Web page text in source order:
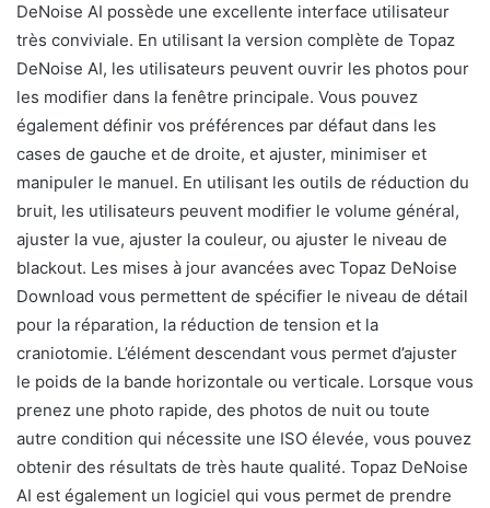
DeNoise AI possède une excellente interface utilisateur
très conviviale. En utilisant la version complète de Topaz
DeNoise AI, les utilisateurs peuvent ouvrir les photos pour
les modifier dans la fenêtre principale. Vous pouvez
également définir vos préférences par défaut dans les
cases de gauche et de droite, et ajuster, minimiser et
manipuler le manuel. En utilisant les outils de réduction du
bruit, les utilisateurs peuvent modifier le volume général,
ajuster la vue, ajuster la couleur, ou ajuster le niveau de
blackout. Les mises à jour avancées avec Topaz DeNoise
Download vous permettent de spécifier le niveau de détail
pour la réparation, la réduction de tension et la
craniotomie. L’élément descendant vous permet d’ajuster
le poids de la bande horizontale ou verticale. Lorsque vous
prenez une photo rapide, des photos de nuit ou toute
autre condition qui nécessite une ISO élevée, vous pouvez
obtenir des résultats de très haute qualité. Topaz DeNoise
AI est également un logiciel qui vous permet de prendre